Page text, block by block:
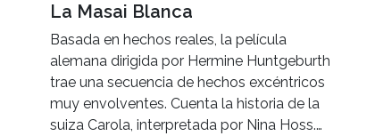
La Masai Blanca
Basada en hechos reales, la película
alemana dirigida por Hermine Huntgeburth
trae una secuencia de hechos excéntricos
muy envolventes. Cuenta la historia de la
suiza Carola, interpretada por Nina Hoss.…